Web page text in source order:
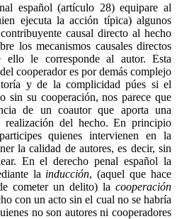
español (artículo 28) equipare al
ejecuta la acción típica) algunos
causal directo al hecho
los mecanismos causales directos
le corresponde al autor. Esta
cooperador es por demás complejo
y de la complicidad púes si el
sin su cooperación, nos parece que
de un coautor que aporta una
realización del hecho. En principio
quienes intervienen en la
la calidad de autores, es decir, sin
En el derecho penal español la
la inducción, (aquel que hace
cometer un delito) la cooperación
con un acto sin el cual no se habría
no son autores ni cooperadores